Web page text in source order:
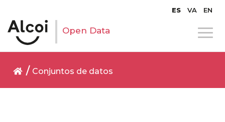
ES VA EN
Open Data
Conjuntos de datos